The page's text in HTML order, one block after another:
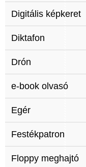
Digitális képkeret
Diktafon
Drón
e-book olvasó
Egér
Festékpatron
Floppy meghajtó